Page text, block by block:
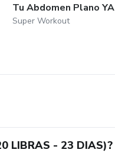
Tu Abdomen Plano YA
Super Workout
LIBRAS - 23 DIAS)?